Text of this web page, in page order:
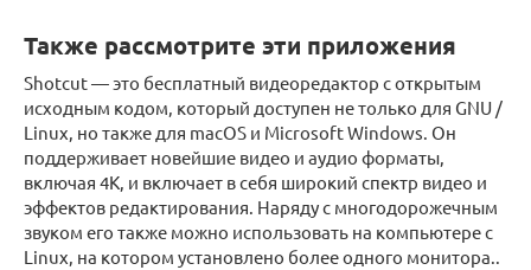
Также рассмотрите эти приложения
Shotcut — это бесплатный видеоредактор с открытым
исходным кодом, который доступен не только для GNU /
Linux, но также для macOS и Microsoft Windows. Он
поддерживает новейшие видео и аудио форматы,
включая 4K, и включает в себя широкий спектр видео и
эффектов редактирования. Наряду с многодорожечным
звуком его также можно использовать на компьютере с
Linux, на котором установлено более одного монитора..